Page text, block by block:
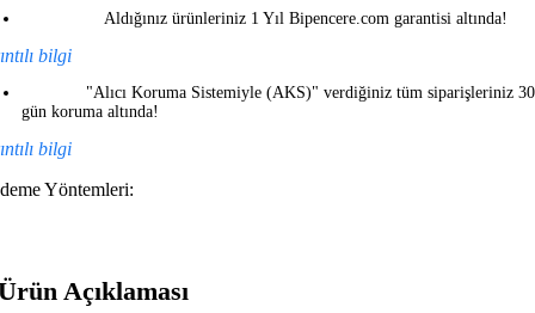
Aldığınız ürünleriniz 1 Yıl Bipencere.com garantisi altında!
bilgi
"Alıcı Koruma Sistemiyle (AKS)" verdiğiniz tüm siparişleriniz 30
gün koruma altında!
bilgi
Yöntemleri:
Açıklaması